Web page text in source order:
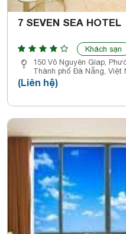
7 SEVEN SEA HOTEL
Khách sạn
150 Võ Nguyên Gíap,
Thành phố Đà Nẵng, Việt
(Liên hệ)